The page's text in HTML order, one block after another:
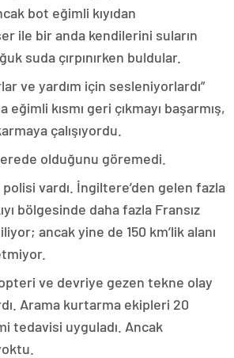
bot eğimli kıyıdan
ile bir anda kendilerini suların
suda çırpınırken buldular.
ve yardım için sesleniyorlardı”
eğimli kısmı geri çıkmayı başarmış,
çalışıyordu.
olduğunu göremedi.
polisi vardı. İngiltere’den gelen fazla
bölgesinde daha fazla Fransız
ancak yine de 150 km’lik alanı
ve devriye gezen tekne olay
Arama kurtarma ekipleri 20
tedavisi uyguladı. Ancak